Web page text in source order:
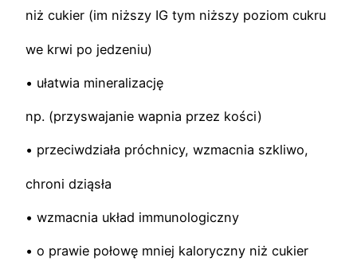
niż cukier (im niższy IG tym niższy poziom cukru
we krwi po jedzeniu)
• ułatwia mineralizację
np. (przyswajanie wapnia przez kości)
• przeciwdziała próchnicy, wzmacnia szkliwo,
chroni dziąsła
• wzmacnia układ immunologiczny
• o prawie połowę mniej kaloryczny niż cukier